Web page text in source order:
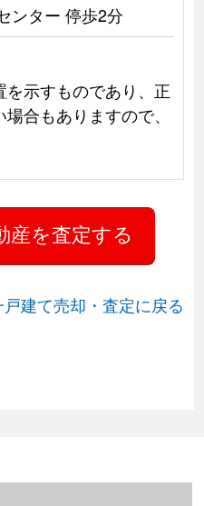
ンター 停歩2分
示すものであり、正
合もありますので、
建て売却・査定に戻る